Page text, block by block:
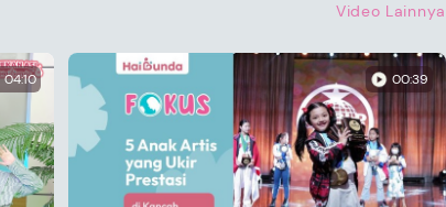
Video Lainnya
04:10 00:39